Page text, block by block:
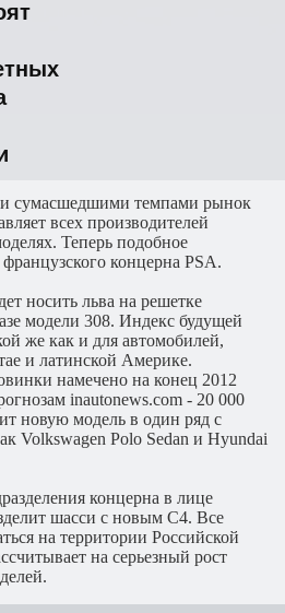
сумасшедшими темпами рынок
всех производителей
Теперь подобное
концерна PSA.
носить льва на решетке
модели 308. Индекс будущей
же как и для автомобилей,
и латинской Америке.
намечено на конец 2012
inautonews.com - 20 000
новую модель в один ряд с
Volkswagen Polo Sedan и Hyundai
концерна в лице
шасси с новым C4. Все
на территории Российской
на серьезный рост